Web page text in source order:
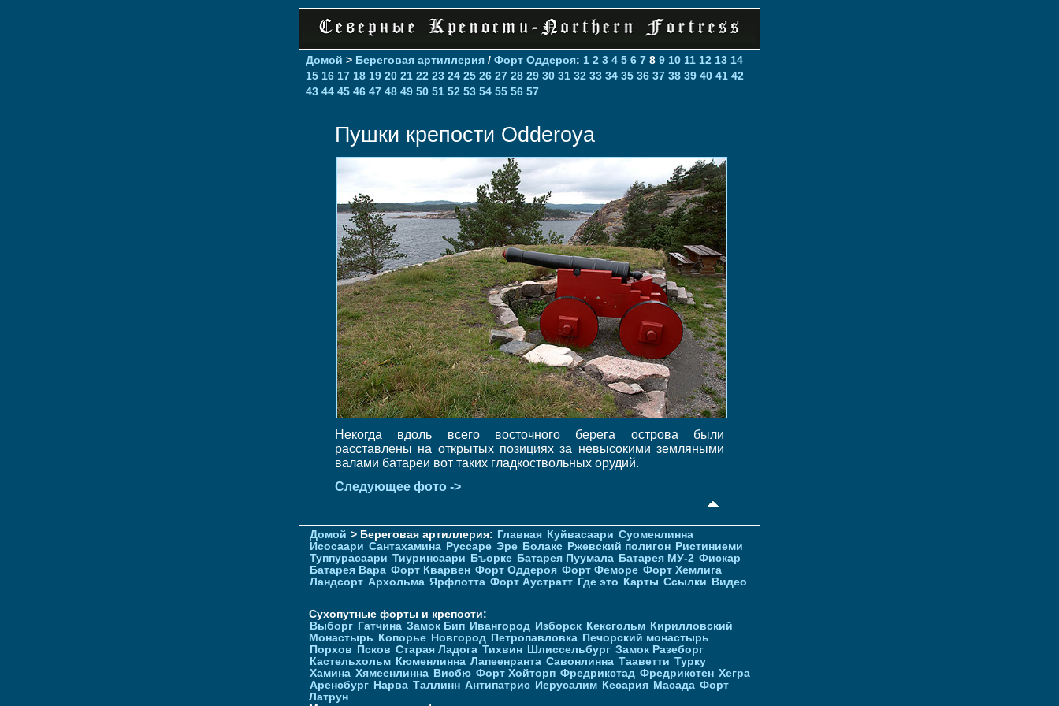
Домой > Береговая артиллерия / Форт Оддероя: 1 2 3 4 5 6 7 8 9 10 11 12 13 14
15 16 17 18 19 20 21 22 23 24 25 26 27 28 29 30 31 32 33 34 35 36 37 38 39 40 41 42
43 44 45 46 47 48 49 50 51 52 53 54 55 56 57
Пушки крепости Odderoya
Некогда вдоль всего восточного берега острова были
расставлены на открытых позициях за невысокими земляными
валами батареи вот таких гладкоствольных орудий.
Следующее фото ->
Домой > Береговая артиллерия: Главная Куйвасаари Суоменлиннa
Исосаари Сантахамина Руссаре Эре Болакс Ржевский полигон Ристиниеми
Туппурасаари Тиуринсаари Бъорке Батарея Пуумала Батарея МУ-2 Фискар
Батарея Вара Форт Кварвен Форт Оддероя Форт Феморе Форт Хемлига
Ландсорт Архольма Ярфлотта Форт Аустратт Где это Карты Ссылки Видео
Сухопутные форты и крепости:
Выборг Гатчина Замок Бип Ивангород Изборск Кексгольм Кирилловский
Монастырь
Копорье Новгород Петропавловка Печорcкий монастырь
Порхов
Псков Старая Ладога Тихвин Шлиссельбург Замок Разеборг
Кастельхольм Кюменлинна Лапеенранта Савонлинна Тааветти Турку
Хамина Хямеенлинна Висбю Форт Хойторп Фредрикстад Фредрикстен Хегра
Аренсбург Нарва Таллинн Антипатрис Иерусалим Кесария Масада Форт
Латрун